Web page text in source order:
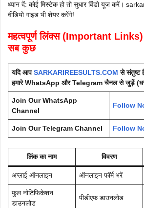
ध्यान दें: कोई मिस्टेक हो तो सुधार विंडो यूज करें।
वीडियो गाइड भी शेयर करेंगे!
महत्वपूर्ण लिंक्स (Important
सब कुछ
यदि आपSARKARIREESULTS.COM से संतुष्ट
हमारे WhatsApp और Telegram चैनल से जुड़ें
Join Our WhatsApp
Channel
Follow
Join Our Telegram Channel Follow
लिंक का नाम विवरण
अप्लाई ऑनलाइन ऑनलाइन फॉर्म भरें
फुल नोटिफिकेशन
डाउनलोड
पीडीएफ डाउनलोड